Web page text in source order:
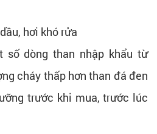
hơi khó rửa
số dòng than nhập khẩu từ
cháy thấp hơn than đá đen
trước khi mua, trước lúc